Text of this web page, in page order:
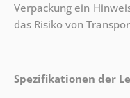
Verpackung ein
das Risiko von
Spezifikationen der